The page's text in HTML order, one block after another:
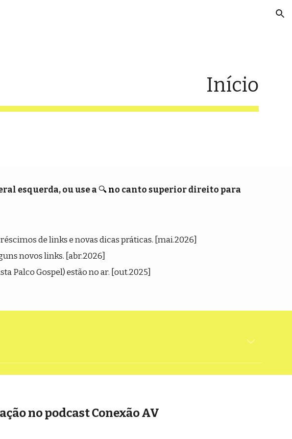
Início
esquerda, ou use a 🔍no canto superior direito para
de links e novas dicas práticas. [mai.2026]
novos links. [abr.2026]
Palco Gospel) estão no ar. [out.2025]
no podcast Conexão AV